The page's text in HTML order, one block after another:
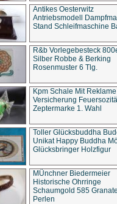
Antikes Oesterwitz
Antriebsmodell
Stand Schleifmaschine
R&b Vorlegebesteck
Silber Robbe & Berking
Rosenmuster 6 Tlg.
Kpm Schale Mit Reklame
Versicherung
Zeptermarke 1. Wahl
Toller Glücksbuddha
Unikat Happy Buddha
Glücksbringer Holzfigur
MÜnchner Biedermeier
Historische Ohrringe
Schaumgold 585
Perlen